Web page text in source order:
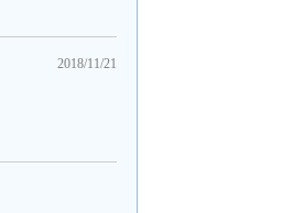
2018/11/21